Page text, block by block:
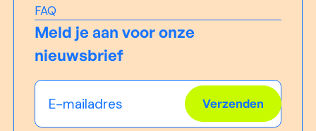
FAQ
Meld je aan voor onze
nieuwsbrief